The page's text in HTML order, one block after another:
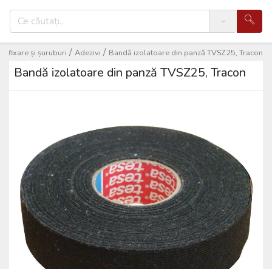
Search
Bandă izolatoare din panză TVSZ25, Tracon
/
Adezivi
/
fixare și șuruburi
Bandă izolatoare din panză TVSZ25, Tracon